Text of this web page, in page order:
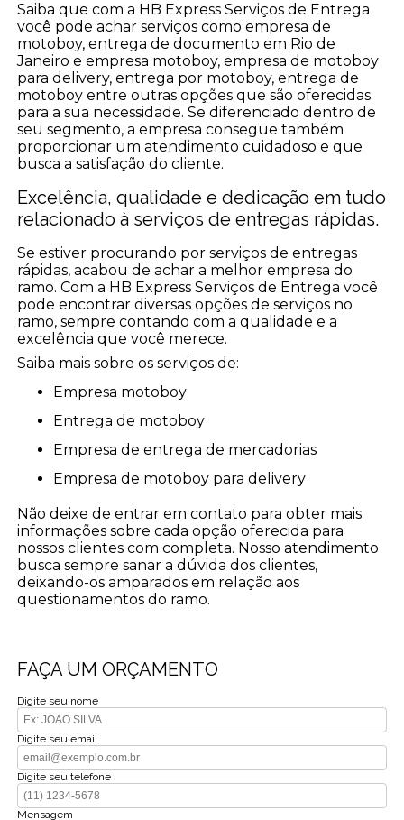
Saiba que com a HB Express Serviços de Entrega
você pode achar serviços como empresa de
motoboy, entrega de documento em Rio de
Janeiro e empresa motoboy, empresa de motoboy
para delivery, entrega por motoboy, entrega de
motoboy entre outras opções que são oferecidas
para a sua necessidade. Se diferenciado dentro de
seu segmento, a empresa consegue também
proporcionar um atendimento cuidadoso e que
busca a satisfação do cliente.
Excelência, qualidade e dedicação em tudo
relacionado à serviços de entregas rápidas.
Se estiver procurando por serviços de entregas
rápidas, acabou de achar a melhor empresa do
ramo. Com a HB Express Serviços de Entrega você
pode encontrar diversas opções de serviços no
ramo, sempre contando com a qualidade e a
excelência que você merece.
Saiba mais sobre os serviços de:
empresa motoboy
entrega de motoboy
empresa de entrega de mercadorias
empresa de motoboy para delivery
Não deixe de entrar em contato para obter mais
informações sobre cada opção oferecida para
nossos clientes com completa. Nosso atendimento
busca sempre sanar a dúvida dos clientes,
deixando-os amparados em relação aos
questionamentos do ramo.
FAÇA UM ORÇAMENTO
Digite seu nome
Digite seu email
Digite seu telefone
Mensagem